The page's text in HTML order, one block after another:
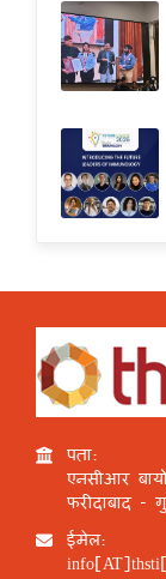
पता:
एनसीआर
फरीदाबाद -
ईमेल: